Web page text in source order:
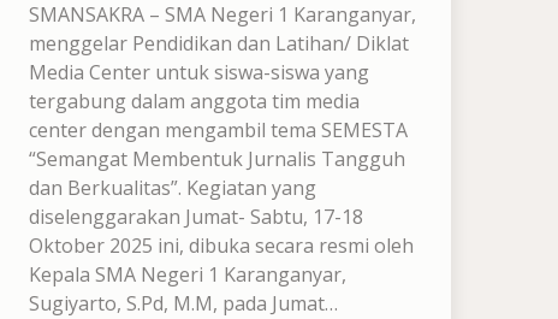
SMANSAKRA – SMA Negeri 1 Karanganyar,
menggelar Pendidikan dan Latihan/ Diklat
Media Center untuk siswa-siswa yang
tergabung dalam anggota tim media
center dengan mengambil tema SEMESTA
“Semangat Membentuk Jurnalis Tangguh
dan Berkualitas”. Kegiatan yang
diselenggarakan Jumat- Sabtu, 17-18
Oktober 2025 ini, dibuka secara resmi oleh
Kepala SMA Negeri 1 Karanganyar,
Sugiyarto, S.Pd, M.M, pada Jumat…